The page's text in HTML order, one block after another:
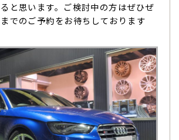
と思います。ご検討中の方はぜひぜ
でのご予約をお待ちしております